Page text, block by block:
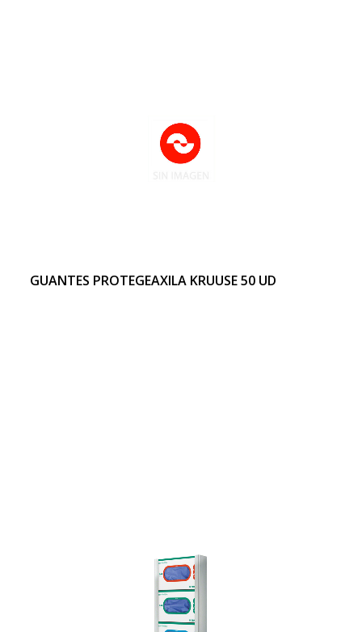
GUANTES PROTEGEAXILA KRUUSE 50 UD